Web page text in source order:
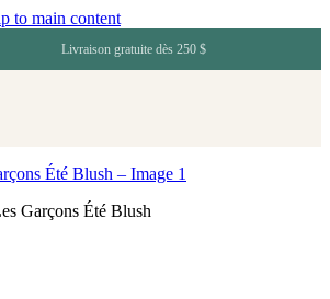
to main content
Livraison gratuite dès 250 $
Garçons Été Blush